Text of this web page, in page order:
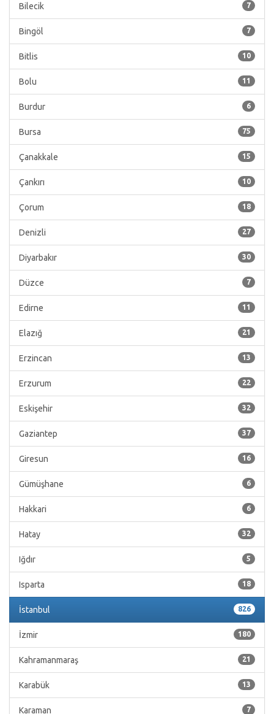
7
Bilecik
7
Bingöl
10
Bitlis
11
Bolu
6
Burdur
75
Bursa
15
Çanakkale
10
Çankırı
18
Çorum
27
Denizli
30
Diyarbakır
7
Düzce
11
Edirne
21
Elazığ
13
Erzincan
22
Erzurum
32
Eskişehir
37
Gaziantep
16
Giresun
6
Gümüşhane
6
Hakkari
32
Hatay
5
Iğdır
18
Isparta
826
İstanbul
180
İzmir
21
Kahramanmaraş
13
Karabük
7
Karaman